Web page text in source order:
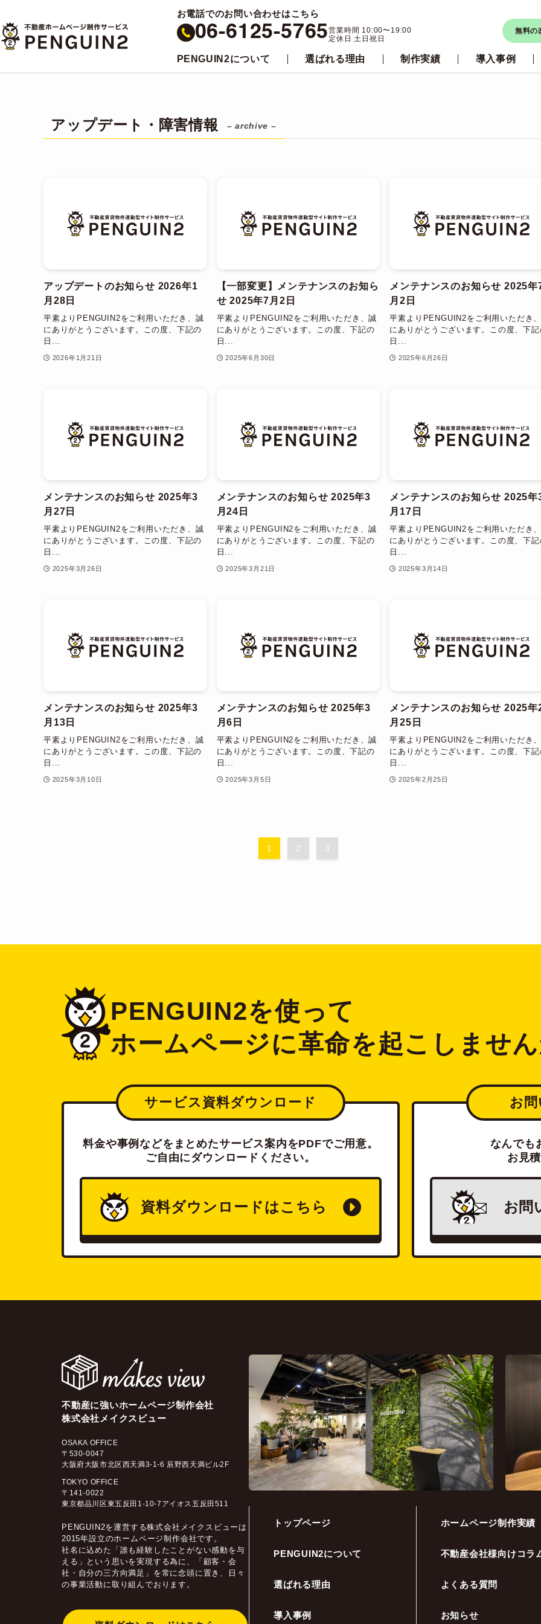
お電話でのお問い合わせはこちら
06-6125-5765営業時間 10:00〜19:00
定休日 土日祝日
無料の
PENGUIN2について 選ばれる理由 制作実績 導入事例
アップデート・障害情報 – archive –
アップデートのお知らせ 2026年1
月28日
平素よりPENGUIN2をご利用いただき、誠
にありがとうございます。この度、下記の
日...
2026年1月21日
【一部変更】メンテナンスのお知ら
せ 2025年7月2日
平素よりPENGUIN2をご利用いただき、誠
にありがとうございます。この度、下記の
日...
2025年6月30日
メンテナンスのお知らせ 2025年
月2日
平素よりPENGUIN2をご利用いただき
にありがとうございます。この度、下
日...
2025年6月26日
メンテナンスのお知らせ 2025年3
月27日
平素よりPENGUIN2をご利用いただき、誠
にありがとうございます。この度、下記の
日...
2025年3月26日
メンテナンスのお知らせ 2025年3
月24日
平素よりPENGUIN2をご利用いただき、誠
にありがとうございます。この度、下記の
日...
2025年3月21日
メンテナンスのお知らせ 2025年
月17日
平素よりPENGUIN2をご利用いただき
にありがとうございます。この度、下
日...
2025年3月14日
メンテナンスのお知らせ 2025年3
月13日
平素よりPENGUIN2をご利用いただき、誠
にありがとうございます。この度、下記の
日...
2025年3月10日
メンテナンスのお知らせ 2025年3
月6日
平素よりPENGUIN2をご利用いただき、誠
にありがとうございます。この度、下記の
日...
2025年3月5日
メンテナンスのお知らせ 2025年
月25日
平素よりPENGUIN2をご利用いただき
にありがとうございます。この度、下
日...
2025年2月25日
1 2 3
PENGUIN2を使って
ホームページに革命を起こしませ
サービス資料ダウンロード
料金や事例などをまとめたサービス案内をPDFでご用意。
ご自由にダウンロードください。
資料ダウンロードはこちら
お
なんでも
お見
お問
不動産に強いホームページ制作会社
株式会社メイクスビュー
OSAKA OFFICE
〒530-0047
大阪府大阪市北区西天満3-1-6 辰野西天満ビル2F
TOKYO OFFICE
〒141-0022
東京都品川区東五反田1-10-7アイオス五反田511
PENGUIN2を運営する株式会社メイクスビューは
2015年設立のホームページ制作会社です。
社名に込めた「誰も経験したことがない感動を与
える」という思いを実現する為に、「顧客・会
社・自分の三方向満足」を常に念頭に置き、日々
の事業活動に取り組んでおります。
トップページ
PENGUIN2について
選ばれる理由
導入事例
ホームページ制作実績
不動産会社様向けコラ
よくある質問
お知らせ